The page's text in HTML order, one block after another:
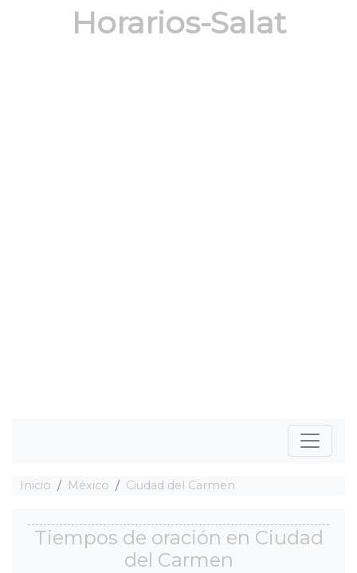
Horarios-Salat
Inicio México Ciudad del Carmen
Tiempos de oración en Ciudad
del Carmen